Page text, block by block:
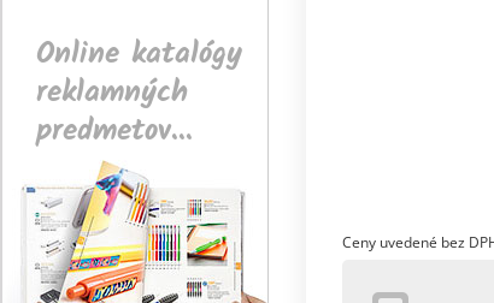
Online katalógy
reklamných
predmetov...
Ceny uvedené bez